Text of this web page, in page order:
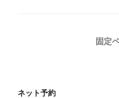
ペ
固定
ネット予約